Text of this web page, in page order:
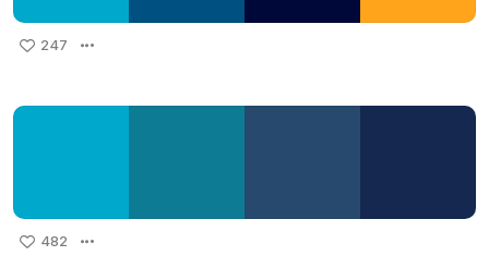
247
482